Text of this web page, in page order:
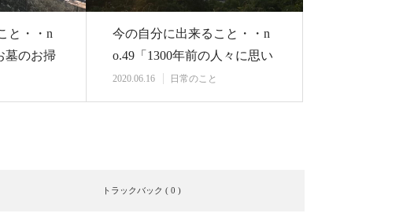
と・・n
墓のお掃
今の自分に出来ること・・n
o.49「1300年前の人々に思い
を馳せる…
2020.06.16 日常のこと
トラックバック ( 0 )